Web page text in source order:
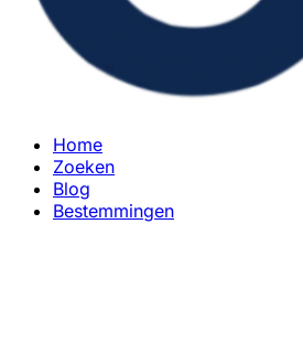
Home
Zoeken
Blog
Bestemmingen